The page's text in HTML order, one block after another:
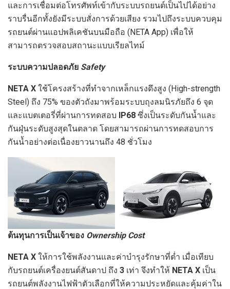
และการเชื่อมต่อโทรศัพท์เข้ากับระบบรถยนต์เป็นไปได้อย่าง
ราบรื่นอีกทั้งยังมีระบบสั่งการด้วยเสียง รวมไปถึงระบบควบคุม
รถยนต์ผ่านแอปพลิเคชันบนมือถือ (NETA App) เพื่อให้
สามารถตรวจสอบสถานะแบบเรียลไทม์
ระบบความปลอดภัย Safety
NETA X ใช้โครงสร้างที่ทำจากเหล็กแรงดึงสูง (High-strength
Steel) ถึง 75% ของตัวถังมาพร้อมระบบถุงลมนิรภัยถึง 6 จุด
และแบตเตอรี่ที่ผ่านการทดสอบ
IP68 ซึ่งเป็นระดับกันน้ำและ
กันฝุ่นระดับสูงสุดในตลาด โดยสามารถผ่านการทดสอบการ
กันน้ำอย่างต่อเนื่องยาวนานถึง 48 ชั่วโมง
ต้นทุนการเป็นเจ้าของ Ownership Cost
NETA X ให้การใช้พลังงานและค่าบํารุงรักษาที่ต่ำ เมื่อเทียบ
กับรถยนต์เครื่องยนต์สันดาป ถึง 3 เท่า จึงทําให้ NETA X เป็น
รถยนต์พลังงานไฟฟ้าตัวเลือกที่ให้ความประหยัดและคุ้มค่าใน